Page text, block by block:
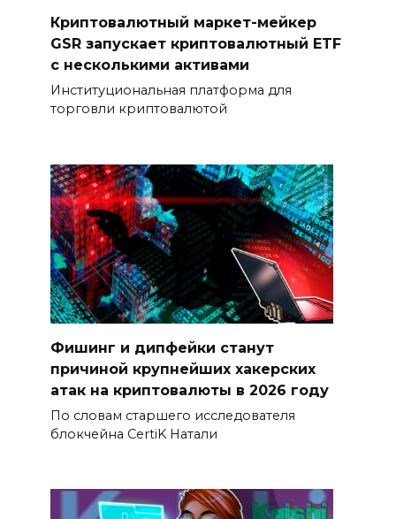
Криптовалютный маркет-мейкер
GSR запускает криптовалютный ETF
с несколькими активами
Институциональная платформа для
торговли криптовалютой
Фишинг и дипфейки станут
причиной крупнейших хакерских
атак на криптовалюты в 2026 году
По словам старшего исследователя
блокчейна CertiK Натали